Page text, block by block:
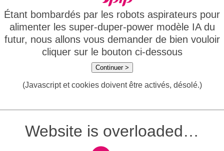
Étant bombardés par les robots aspirateurs pour
alimenter les super-duper-power modèle IA du
futur, nous allons vous demander de bien vouloir
cliquer sur le bouton ci-dessous
Continuer >
(Javascript et cookies doivent être activés, désolé.)
Website is overloaded…